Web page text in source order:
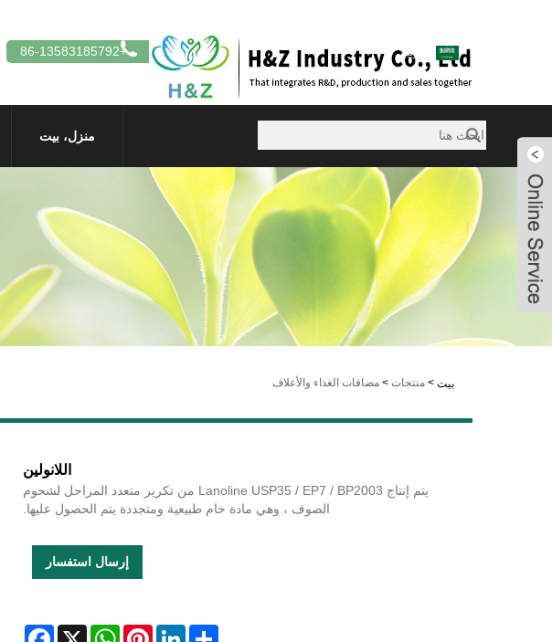
العربية +86-13583185792 sales@huazanchemical.com
منزل، بيت
بيت > منتجات > مضافات الغذاء والأعلاف
اللانولين
يتم إنتاج Lanoline USP35 / EP7 / BP2003 من تكرير متعدد المراحل لشحوم
الصوف ، وهي مادة خام طبيعية ومتجددة يتم الحصول عليها.
إرسال استفسار
Facebook X
WhatsAppPinterestLinkedInShare
Violet